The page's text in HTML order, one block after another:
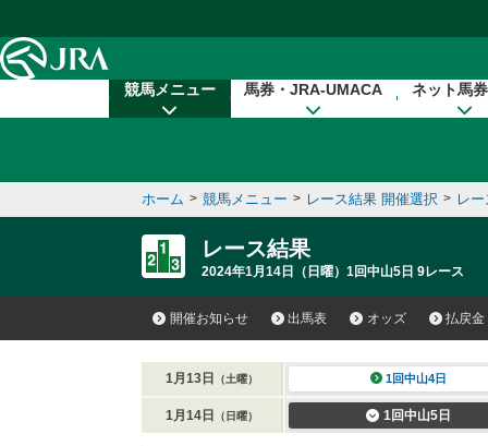
競馬メニュー 馬券・JRA-UMACA ネット馬
ホーム > 競馬メニュー > レース結果 開催選択 > レ
レース結果
2024年1月14日（日曜）1回中山5日 9レース
開催お知らせ 出馬表 オッズ 払戻金
1月13日 （土曜） 1回中山4日
1月14日 （日曜） 1回中山5日